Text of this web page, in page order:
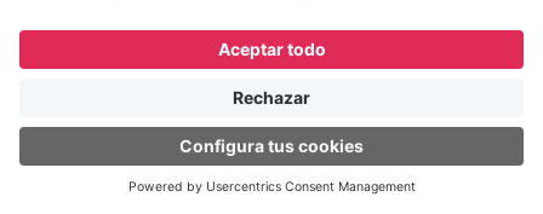
verificar, analizar, reacondicionar y
garantizando calidad y reduciendo
costos”.